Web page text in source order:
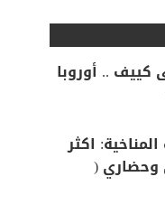
.. أوروبا
اكثر
وحضاري (